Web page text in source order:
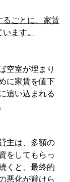
るごとに、家賃
ます。
空室が埋まり
に家賃を値下
追い込まれる
主は、多額の
をしてもらっ
くと、最終的
悪化が避けら